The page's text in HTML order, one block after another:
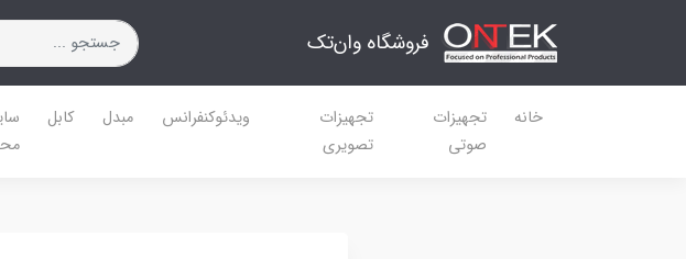
فروشگاه وان‌تک
خانه
تجهیزات
صوتی
تجهیزات
تصویری
ویدئوکنفرانس مبدل کابل